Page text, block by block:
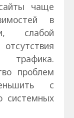
чаще
в
слабой
трафика.
проблем
с
системных